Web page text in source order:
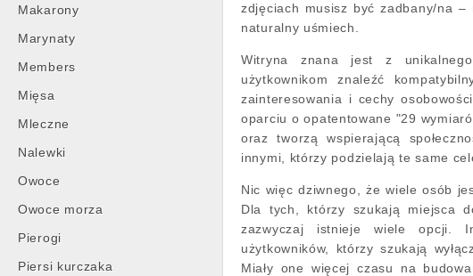
Makarony
Marynaty
Members
Mięsa
Mleczne
Nalewki
Owoce
Owoce morza
Pierogi
Piersi kurczaka
zdjęciach musisz być zadbany/na –
naturalny uśmiech.
Witryna znana jest z
użytkownikom znaleźć
zainteresowania i cechy
oparciu o opatentowane "29
oraz tworzą wspierającą
innymi, którzy podzielają te same
Nic więc dziwnego, że wiele osób
Dla tych, którzy szukają miejsca
zazwyczaj istnieje wiele opcji.
użytkowników, którzy szukają
Miały one więcej czasu na